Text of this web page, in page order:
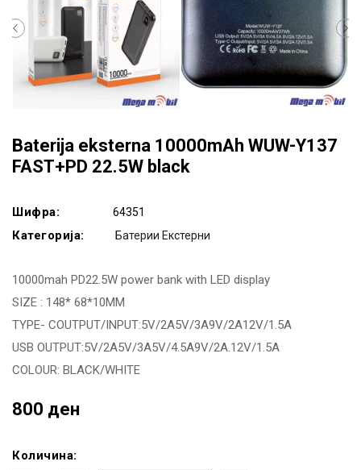
Baterija eksterna 10000mAh WUW-Y137
FAST+PD 22.5W black
Шифра: 64351
Категорија: Батерии Екстерни
10000mah PD22.5W power bank with LED display
SIZE : 148* 68*10MM
TYPE- COUTPUT/INPUT:5V/2A5V/3A9V/2A12V/1.5A
USB OUTPUT:5V/2A5V/3A5V/4.5A9V/2A.12V/1.5A
COLOUR: BLACK/WHITE
800 ден
Количина: